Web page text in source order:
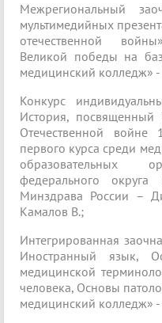
Межрегиональный
мультимедийных
отечественной
Великой победы на
медицинский колледж» -
Конкурс
История,
Отечественной войне
первого курса среди
образовательных
федерального
Минздрава России –
Камалов В.;
Интегрированная
Иностранный язык,
медицинской
человека, Основы
медицинский колледж»